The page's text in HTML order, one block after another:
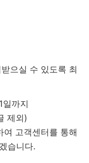
으실 수 있도록 최
까지
제외)
고객센터를 통해
습니다.